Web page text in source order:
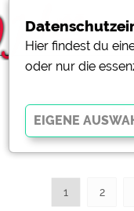
119
1 2
Hier findest du
oder nur die
Essenziell
Essenzielle Cookies
der Website dringend